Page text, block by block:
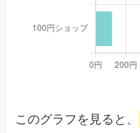
このグラフを見ると、